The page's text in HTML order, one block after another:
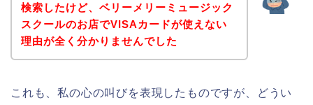
検索したけど、ベリーメリーミュージック
スクールのお店でVISAカードが使えない
理由が全く分かりませんでした
これも、私の心の叫びを表現したものですが、どうい